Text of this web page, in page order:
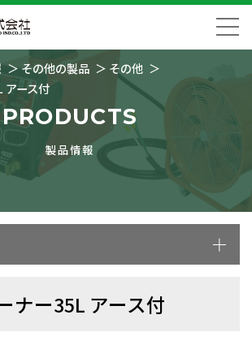
その他の製品
その他
アース付
PRODUCTS
製品情報
ナー35L アース付